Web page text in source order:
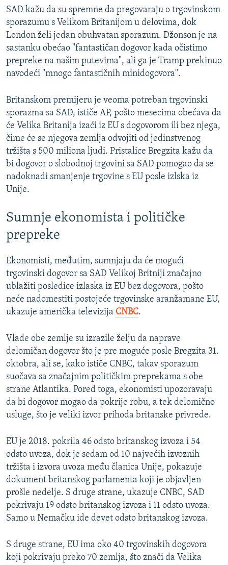
SAD kažu da su spremne da pregovaraju o trgovinskom
sporazumu s Velikom Britanijom u delovima, dok
London želi jedan obuhvatan sporazum. Džonson je na
sastanku obećao "fantastičan dogovor kada očistimo
prepreke na našim putevima", ali ga je Tramp prekinuo
navodeći "mnogo fantastičnih minidogovora".
Britanskom premijeru je veoma potreban trgovinski
sporazma sa SAD, ističe AP, pošto mesecima obećava da
će Velika Britanija izaći iz EU s dogovorom ili bez njega,
čime će se njegova zemlja odvojiti od jedinstvenog
tržišta s 500 miliona ljudi. Pristalice Bregzita kažu da
bi dogovor o slobodnoj trgovini sa SAD pomogao da se
nadoknadi smanjenje trgovine s EU posle izlska iz
Unije.
Sumnje ekonomista i političke
prepreke
Ekonomisti, međutim, sumnjaju da će mogući
trgovinski dogovor sa SAD Velikoj Britniji značajno
ublažiti posledice izlaska iz EU bez dogovora, pošto
neće nadomestiti postojeće trgovinske aranžamane EU,
ukazuje američka televizija CNBC.
Vlade obe zemlje su izrazile želju da naprave
delomičan dogovor što je pre moguće posle Bregzita 31.
oktobra, ali se, kako ističe CNBC, takav sporazum
suočava sa značajnim političkim preprekama s obe
strane Atlantika. Pored toga, ekonomisti upozoravaju
da bi dogovor mogao da pokrije robu, a tek delomično
usluge, što je veliki izvor prihoda britanske privrede.
EU je 2018. pokrila 46 odsto britanskog izvoza i 54
odsto uvoza, dok je sedam od 10 najvećih izvoznih
tržišta i izvora uvoza među članica Unije, pokazuje
dokument britanskog parlamenta koji je objavljen
prošle nedelje. S druge strane, ukazuje CNBC, SAD
pokrivaju 19 odsto britanskog izvoza i 11 odsto uvoza.
Samo u Nemačku ide devet odsto britanskog izvoza.
S druge strane, EU ima oko 40 trgovinskih dogovora
koji pokrivaju preko 70 zemlja, što znači da Velika